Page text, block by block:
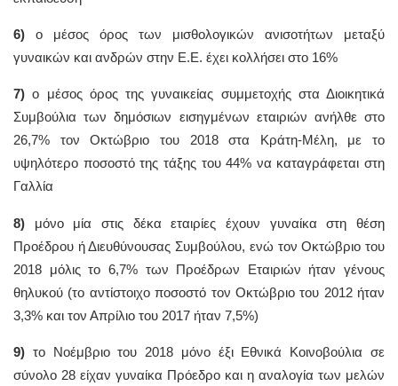
6) ο μέσος όρος των μισθολογικών ανισοτήτων μεταξύ
γυναικών και ανδρών στην Ε.Ε. έχει κολλήσει στο 16%
7) ο μέσος όρος της γυναικείας συμμετοχής στα Διοικητικά
Συμβούλια των δημόσιων εισηγμένων εταιριών ανήλθε στο
26,7% τον Οκτώβριο του 2018 στα Κράτη-Μέλη, με το
υψηλότερο ποσοστό της τάξης του 44% να καταγράφεται στη
Γαλλία
8) μόνο μία στις δέκα εταιρίες έχουν γυναίκα στη θέση
Προέδρου ή Διευθύνουσας Συμβούλου, ενώ τον Οκτώβριο του
2018 μόλις το 6,7% των Προέδρων Εταιριών ήταν γένους
θηλυκού (το αντίστοιχο ποσοστό τον Οκτώβριο του 2012 ήταν
3,3% και τον Απρίλιο του 2017 ήταν 7,5%)
9) το Νοέμβριο του 2018 μόνο έξι Εθνικά Κοινοβούλια σε
σύνολο 28 είχαν γυναίκα Πρόεδρο και η αναλογία των μελών